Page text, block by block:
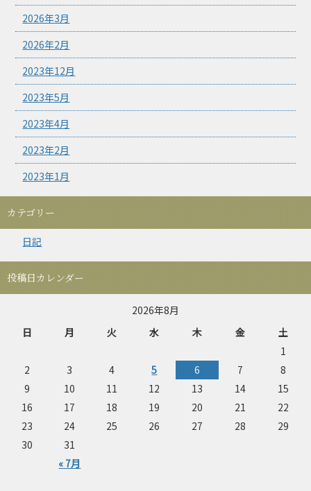
2026年3月
2026年2月
2023年12月
2023年5月
2023年4月
2023年2月
2023年1月
カテゴリー
日記
投稿日カレンダー
2026年8月
日
月 火 水 木 金 土
« 7月
1
2
3 4 5 6 7
8
9
10 11 12 13 14
15
16
17 18 19 20 21
22
23
24 25 26 27 28
29
30
31